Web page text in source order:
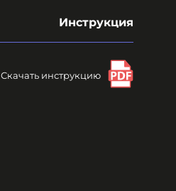
Инструкция
Скачать инструкцию